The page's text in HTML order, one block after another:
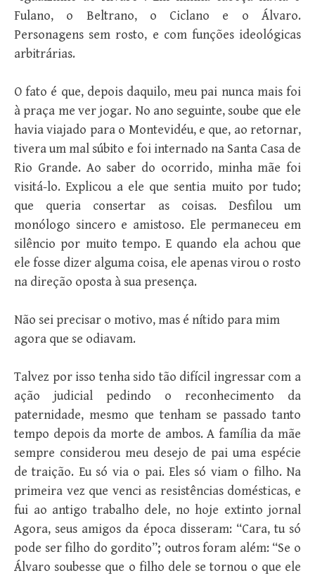
Fulano, o Beltrano, o Ciclano e o Álvaro.
Personagens sem rosto, e com funções ideológicas
arbitrárias.
O fato é que, depois daquilo, meu pai nunca mais foi
à praça me ver jogar. No ano seguinte, soube que ele
havia viajado para o Montevidéu, e que, ao retornar,
tivera um mal súbito e foi internado na Santa Casa de
Rio Grande. Ao saber do ocorrido, minha mãe foi
visitá-lo. Explicou a ele que sentia muito por tudo;
que queria consertar as coisas. Desfilou um
monólogo sincero e amistoso. Ele permaneceu em
silêncio por muito tempo. E quando ela achou que
ele fosse dizer alguma coisa, ele apenas virou o rosto
na direção oposta à sua presença.
Não sei precisar o motivo, mas é nítido para mim
agora que se odiavam.
Talvez por isso tenha sido tão difícil ingressar com a
ação judicial pedindo o reconhecimento da
paternidade, mesmo que tenham se passado tanto
tempo depois da morte de ambos. A família da mãe
sempre considerou meu desejo de pai uma espécie
de traição. Eu só via o pai. Eles só viam o filho. Na
primeira vez que venci as resistências domésticas, e
fui ao antigo trabalho dele, no hoje extinto jornal
Agora, seus amigos da época disseram: “Cara, tu só
pode ser filho do gordito”; outros foram além: “Se o
Álvaro soubesse que o filho dele se tornou o que ele